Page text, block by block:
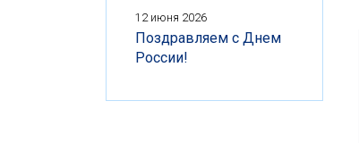
12 июня 2026
Поздравляем с Днем
России!